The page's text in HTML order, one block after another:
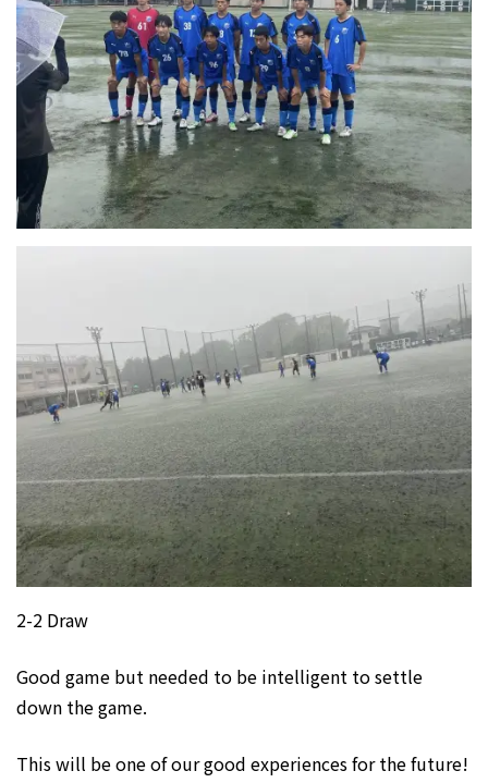
2-2 Draw
Good game but needed to be intelligent to settle
down the game.
This will be one of our good experiences for the future!